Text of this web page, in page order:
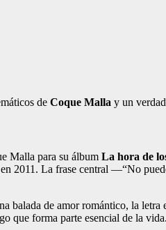
de Coque Malla y un
Malla para su álbum La hora de
en 2011. La frase central —“No
balada de amor romántico, la
que forma parte esencial de la vida.